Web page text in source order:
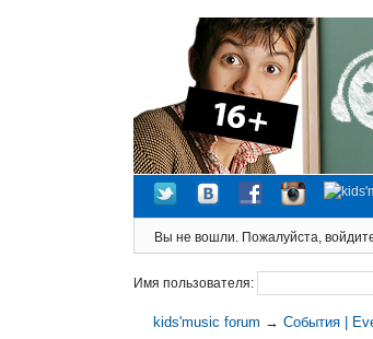
Вы не вошли. Пожалуйста,
Имя пользователя:
kids'music forum →События |